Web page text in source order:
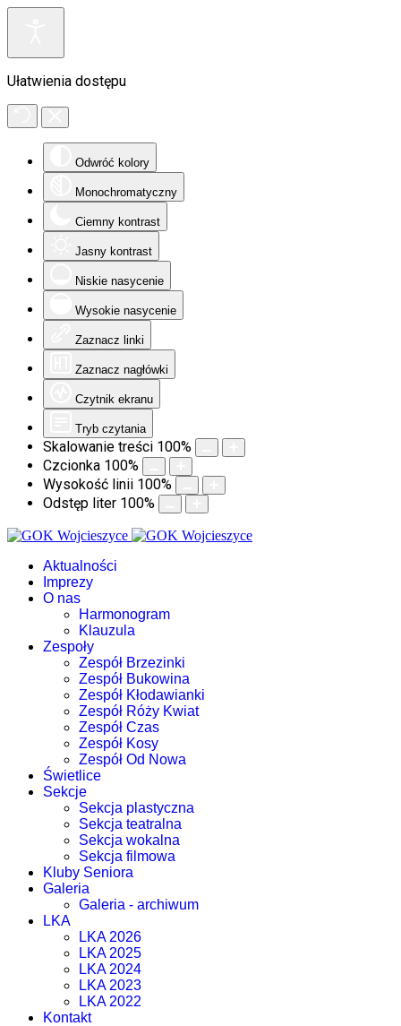
Ułatwienia dostępu
Odwróć kolory
Monochromatyczny
Ciemny kontrast
Jasny kontrast
Niskie nasycenie
Wysokie nasycenie
Zaznacz linki
Zaznacz nagłówki
Czytnik ekranu
Tryb czytania
Skalowanie treści 100%
Czcionka 100%
Wysokość linii 100%
Odstęp liter 100%
Aktualności
Imprezy
O nas
Harmonogram
Klauzula
Zespoły
Zespół Brzezinki
Zespół Bukowina
Zespół Kłodawianki
Zespół Róży Kwiat
Zespół Czas
Zespół Kosy
Zespół Od Nowa
Świetlice
Sekcje
Sekcja plastyczna
Sekcja teatralna
Sekcja wokalna
Sekcja filmowa
Kluby Seniora
Galeria
Galeria - archiwum
LKA
LKA 2026
LKA 2025
LKA 2024
LKA 2023
LKA 2022
Kontakt